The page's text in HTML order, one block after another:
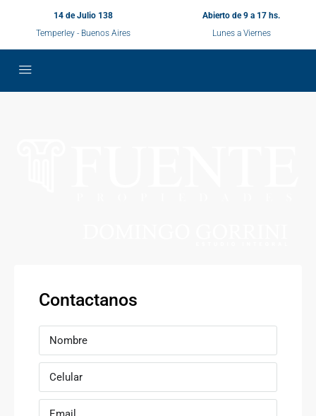
14 de Julio 138
Temperley - Buenos Aires
Abierto de 9 a 17 hs.
Lunes a Viernes
Contactanos